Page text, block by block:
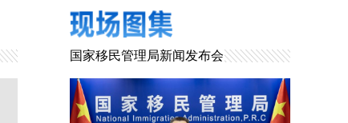
国家移民管理局新闻发布会